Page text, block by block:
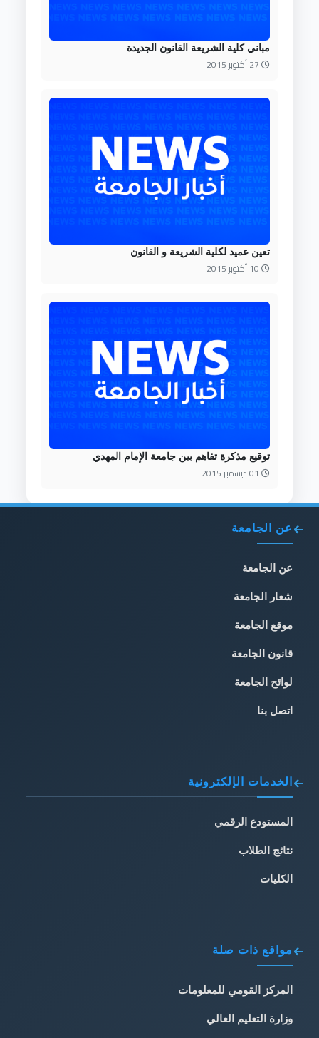
مباني كلية الشريعة القانون الجديدة
تعين عميد لكلية الشريعة و القانون
توقيع مذكرة تفاهم بين جامعة الإمام المهدي
عن الجامعة
عن الجامعة
شعار الجامعة
موقع الجامعة
قانون الجامعة
لوائح الجامعة
اتصل بنا
الخدمات الإلكترونية
المستودع الرقمي
نتائج الطلاب
الكليات
مواقع ذات صلة
المركز القومي للمعلومات
وزارة التعليم العالي